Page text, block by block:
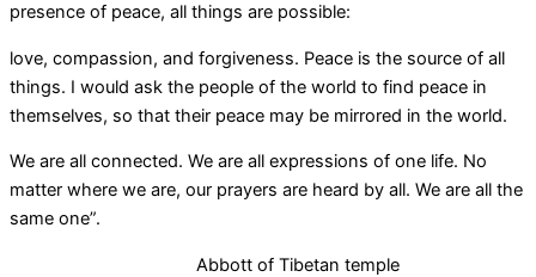
presence of peace, all things are possible:
love, compassion, and forgiveness. Peace is the source of all
things. I would ask the people of the world to find peace in
themselves, so that their peace may be mirrored in the world.
We are all connected. We are all expressions of one life. No
matter where we are, our prayers are heard by all. We are all the
same one”.
Abbott of Tibetan temple